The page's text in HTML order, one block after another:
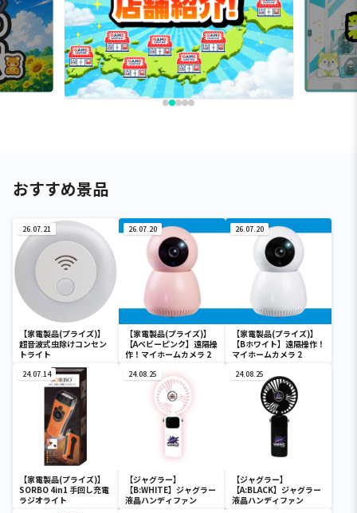
おすすめ景品
26.07.21
【家電製品(プライズ)】
超音波式虫除けコンセン
トライト
26.07.20
【家電製品(プライズ)】
【Aベビーピンク】遠隔操
作！マイホームカメラ 2
26.07.20
【家電製品(プライズ)】
【Bホワイト】遠隔操作！
マイホームカメラ 2
24.07.14
【家電製品(プライズ)】
SORBO 4in1 手回し充電
ラジオライト
24.08.25
【ジャグラー】
【B:WHITE】ジャグラー
液晶ハンディファン
24.08.25
【ジャグラー】
【A:BLACK】ジャグラー
液晶ハンディファン